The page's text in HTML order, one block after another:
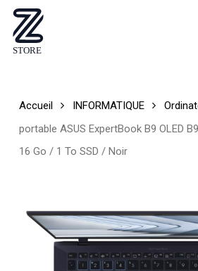
Skip
main
Accueil INFORMATIQUE
portable ASUS ExpertBook B9 OLED
16 Go / 1 To SSD / Noir